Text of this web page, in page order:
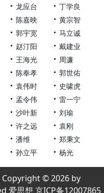
龙应台
丁学良
陈嘉映
黄宗智
郭宇宽
马立诚
赵汀阳
戴建业
王海光
周濂
陈奉孝
郭世佑
袁伟时
史啸虎
孟令伟
雷一宁
沙叶新
刘瑜
许之远
袁刚
潘维
郑秉文
孙立平 杨光
© 2026 by
爱思想 京ICP备12007865